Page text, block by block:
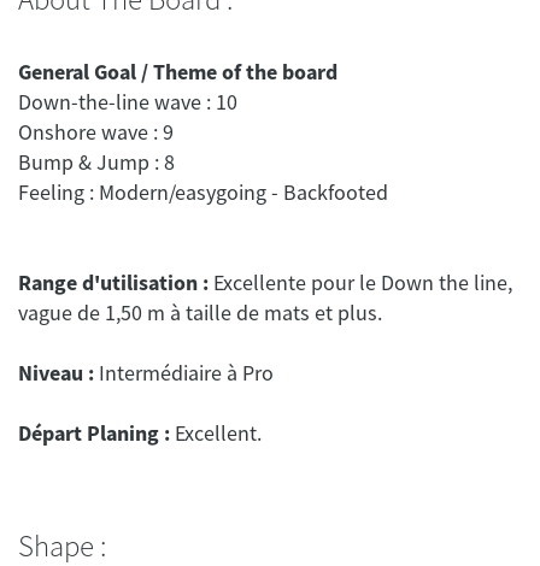
General Goal / Theme of the board
Down-the-line wave : 10
Onshore wave : 9
Bump & Jump : 8
Range d'utilisation : Excellente pour le Down the line,
Niveau :
Départ Planing :
Shape :